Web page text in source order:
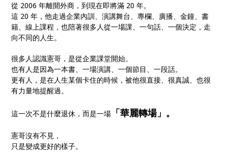
從 2006 年離開外商，到現在即將滿 20 年。
這 20 年，他走過企業內訓、演講舞台、專欄、廣播、金鐘、書
籍、線上課程，也陪著很多人從一場課、一句話、一個決定，走
向不同的人生。
很多人認識憲哥，是從企業課堂開始。
也有人是因為一本書、一場演講、一個節目、一段話。
更有人，是在人生某個卡住的時候，被他很直接、很真誠、也很
有力量地提醒過。
這一次不是什麼退休，而是一場 「華麗轉場」。
憲哥沒有不見，
只是變成更好的樣子。